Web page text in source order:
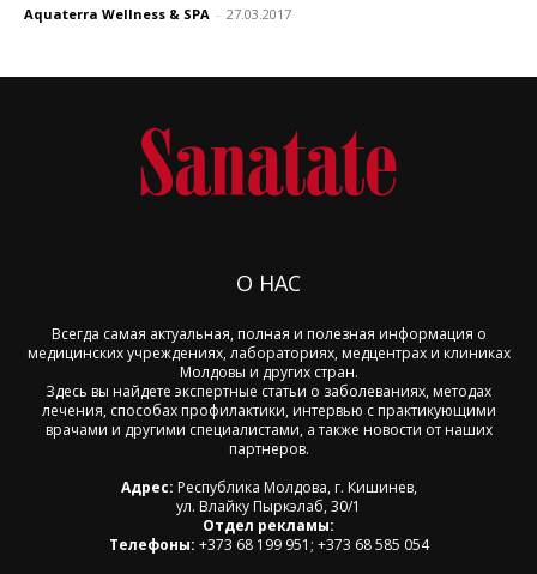
Aquaterra Wellness & SPA - 27.03.2017
О НАС
Всегда самая актуальная, полная и полезная информация о
медицинских учреждениях, лабораториях, медцентрах и клиниках
Молдовы и других стран.
Здесь вы найдете экспертные статьи о заболеваниях, методах
лечения, способах профилактики, интервью с практикующими
врачами и другими специалистами, а также новости от наших
партнеров.
Адрес: Республика Молдова, г. Кишинев,
ул. Влайку Пыркэлаб, 30/1
Отдел рекламы:
Телефоны: +373 68 199 951; +373 68 585 054